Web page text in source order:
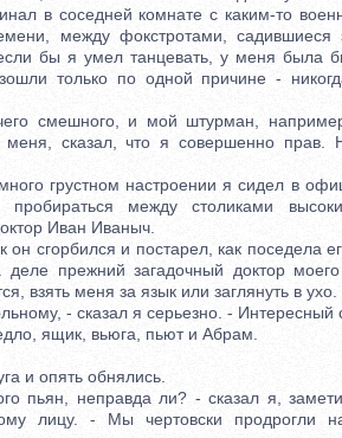
в соседней комнате с каким-то
между фокстротами, садившиеся
бы я умел танцевать, у меня была
только по одной причине -
смешного, и мой штурман,
меня, сказал, что я совершенно прав.
грустном настроении я сидел в
между столиками
Иван Иваныч.
сгорбился и постарел, как поседела
прежний загадочный доктор
взять меня за язык или заглянуть в ухо.
- сказал я серьезно. - Интересный
ящик, вьюга, пьют и Абрам.
и опять обнялись.
неправда ли? - сказал я,
лицу. - Мы чертовски продрогли